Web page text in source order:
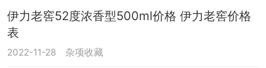
伊力老窖52度浓香型500ml价格 伊力老窖价格
表
2022-11-28 杂项收藏